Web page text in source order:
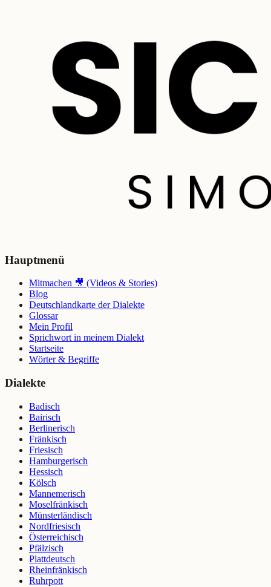
Hauptmenü
Mitmachen 🎥 (Videos & Stories)
Blog
Deutschlandkarte der Dialekte
Glossar
Mein Profil
Sprichwort in meinem Dialekt
Startseite
Wörter & Begriffe
Dialekte
Badisch
Bairisch
Berlinerisch
Fränkisch
Friesisch
Hamburgerisch
Hessisch
Kölsch
Mannemerisch
Moselfränkisch
Münsterländisch
Nordfriesisch
Österreichisch
Pfälzisch
Plattdeutsch
Rheinfränkisch
Ruhrpott